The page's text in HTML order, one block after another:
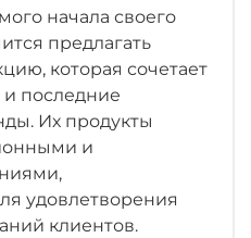
начала своего
предлагать
которая сочетает
последние
Их продукты
и
удовлетворения
клиентов.